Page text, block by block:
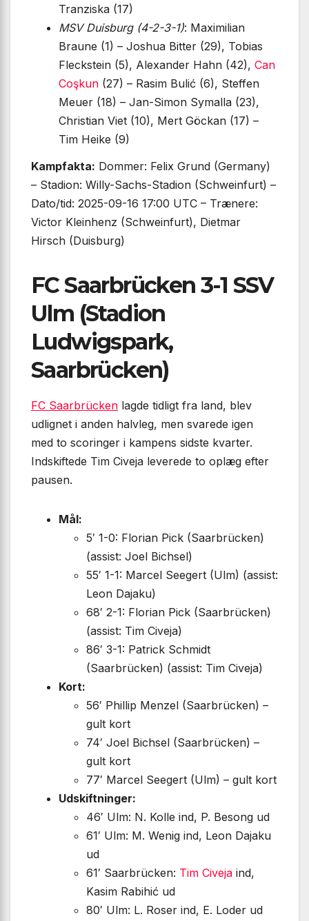
Tranziska (17)
MSV Duisburg (4-2-3-1): Maximilian
Braune (1) – Joshua Bitter (29), Tobias
Fleckstein (5), Alexander Hahn (42), Can
Coşkun (27) – Rasim Bulić (6), Steffen
Meuer (18) – Jan-Simon Symalla (23),
Christian Viet (10), Mert Göckan (17) –
Tim Heike (9)
Kampfakta: Dommer: Felix Grund (Germany)
– Stadion: Willy-Sachs-Stadion (Schweinfurt) –
Dato/tid: 2025-09-16 17:00 UTC – Trænere:
Victor Kleinhenz (Schweinfurt), Dietmar
Hirsch (Duisburg)
FC Saarbrücken 3-1 SSV
Ulm (Stadion
Ludwigspark,
Saarbrücken)
FC Saarbrücken lagde tidligt fra land, blev
udlignet i anden halvleg, men svarede igen
med to scoringer i kampens sidste kvarter.
Indskiftede Tim Civeja leverede to oplæg efter
pausen.
Mål:
5′ 1-0: Florian Pick (Saarbrücken)
(assist: Joel Bichsel)
55′ 1-1: Marcel Seegert (Ulm) (assist:
Leon Dajaku)
68′ 2-1: Florian Pick (Saarbrücken)
(assist: Tim Civeja)
86′ 3-1: Patrick Schmidt
(Saarbrücken) (assist: Tim Civeja)
Kort:
56′ Phillip Menzel (Saarbrücken) –
gult kort
74′ Joel Bichsel (Saarbrücken) –
gult kort
77′ Marcel Seegert (Ulm) – gult kort
Udskiftninger:
46′ Ulm: N. Kolle ind, P. Besong ud
61′ Ulm: M. Wenig ind, Leon Dajaku
ud
61′ Saarbrücken: Tim Civeja ind,
Kasim Rabihić ud
80′ Ulm: L. Roser ind, E. Loder ud